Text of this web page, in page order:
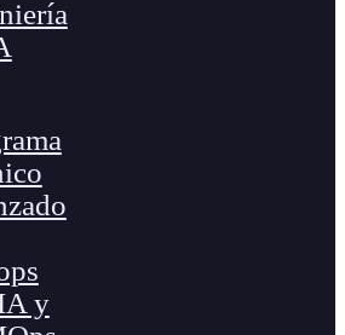
y